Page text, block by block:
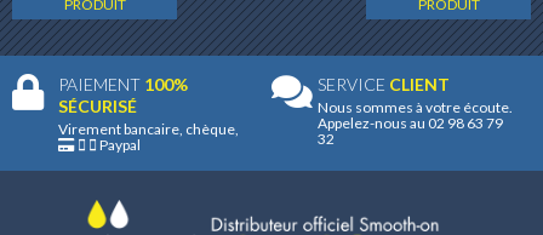
produit
a
variantes.
options
PRODUIT
produit
a
variantes.
Les
a
plusieurs
Les
options
choisies
PRODUIT
a
PAIEMENT 100%
SÉCURISÉ
Virement bancaire, chèque,
Paypal
SERVICE CLIENT
Nous sommes à votre écoute.
Appelez-nous au 02 98 63 79
32